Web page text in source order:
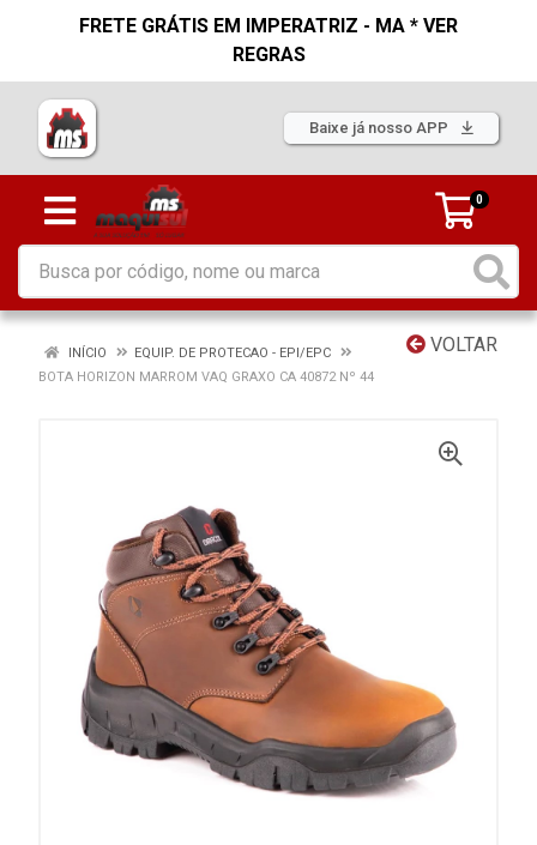
FRETE GRÁTIS EM IMPERATRIZ - MA * VER
REGRAS
Baixe já nosso APP
0
VOLTAR
INÍCIO
EQUIP. DE PROTECAO - EPI/EPC
BOTA HORIZON MARROM VAQ GRAXO CA 40872 Nº 44